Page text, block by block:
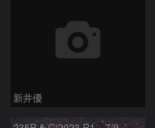
新井優